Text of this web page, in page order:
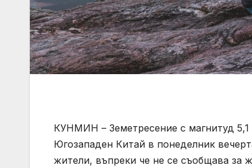
КУНМИН – Земетресение с магнитуд
Югозападен Китай в понеделник
жители, въпреки че не се съобщава за